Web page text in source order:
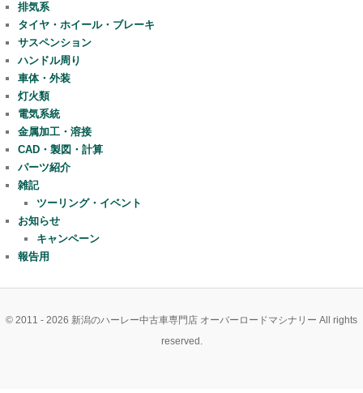
排気系
タイヤ・ホイール・ブレーキ
サスペンション
ハンドル周り
車体・外装
灯火類
電気系統
金属加工・溶接
CAD・製図・計算
パーツ紹介
雑記
ツーリング・イベント
お知らせ
キャンペーン
報告用
© 2011 - 2026 新潟のハーレー中古車専門店 オーバーロードマシナリー All rights
reserved.